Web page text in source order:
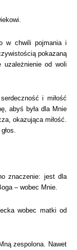
w chwili pojmania i
pokazaną
uzależnienie od woli
i miłość
abyś była dla Mnie
okazująca miłość.
znaczenie: jest dla
– wobec Mnie.
wobec matki od
zespolona. Nawet